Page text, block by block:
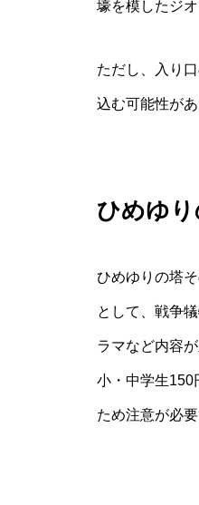
壕を模したジ
ただし、入り
込む可能性が
ひめゆ
ひめゆりの塔
として、戦争
ラマなど内容
小・中学生150
ため注意が必要